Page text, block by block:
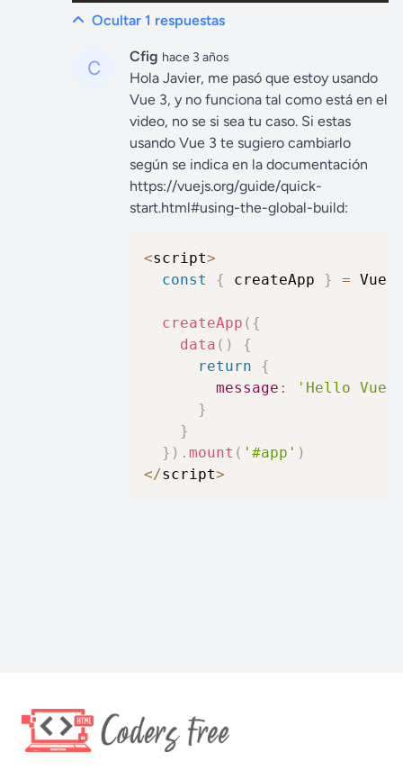
Ocultar 1 respuestas
Cfig hace 3 años
Hola Javier, me pasó que estoy usando
Vue 3, y no funciona tal como está en el
video, no se si sea tu caso. Si estas
usando Vue 3 te sugiero cambiarlo
según se indica en la documentación
https://vuejs.org/guide/quick-
start.html#using-the-global-build:
<script>
const
{ createApp } = Vue
createApp ( {
data ( )
{
return
{
message :
'Hello
}
}
} ) . mount ( '#app' )
</script>